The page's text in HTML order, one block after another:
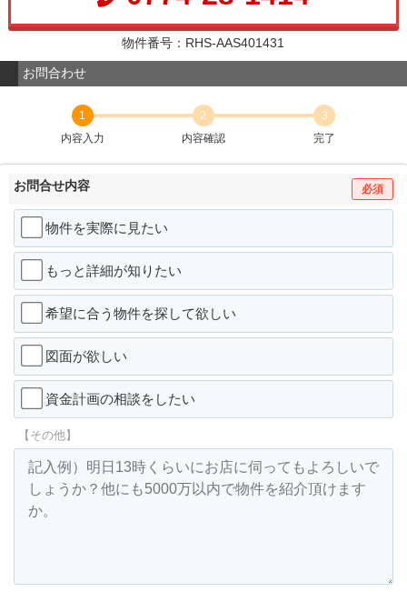
物件番号：RHS-AAS401431
お問合わせ
1
内容入力
2
内容確認
3
完了
お問合せ内容 必須
物件を実際に見たい
もっと詳細が知りたい
希望に合う物件を探して欲しい
図面が欲しい
資金計画の相談をしたい
【その他】